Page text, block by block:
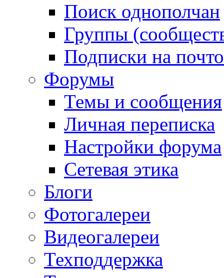
Поиск однополчан
Группы
Подписки на
Форумы
Темы и сообщения
Личная переписка
Настройки форума
Сетевая этика
Блоги
Фотогалереи
Видеогалереи
Техподдержка